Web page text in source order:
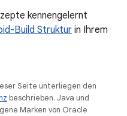
kennengelernt
Build Struktur in Ihrem
Seite unterliegen den
beschrieben. Java und
Marken von Oracle